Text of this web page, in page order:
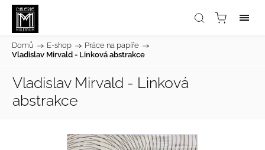
Domů / E-shop / Práce na papíře /
Vladislav Mirvald - Linková abstrakce
Vladislav Mirvald - Linková
abstrakce